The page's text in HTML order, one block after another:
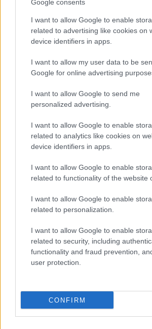
Google consents
I want to allow Google to enable
related to advertising like cookies on
device identifiers in apps.
I want to allow my user data to be
Google for online advertising
I want to allow Google to send me
personalized advertising.
I want to allow Google to enable
related to analytics like cookies on
device identifiers in apps.
I want to allow Google to enable
related to functionality of the website
I want to allow Google to enable
related to personalization.
I want to allow Google to enable
related to security, including
functionality and fraud prevention,
user protection.
CONFIRM
Continua a leggere
Matrimonio Cristiano Ronaldo: il
Madeira nel weekend del 9 agosto
Beatrice Bonaventura · 8 Ago 2026